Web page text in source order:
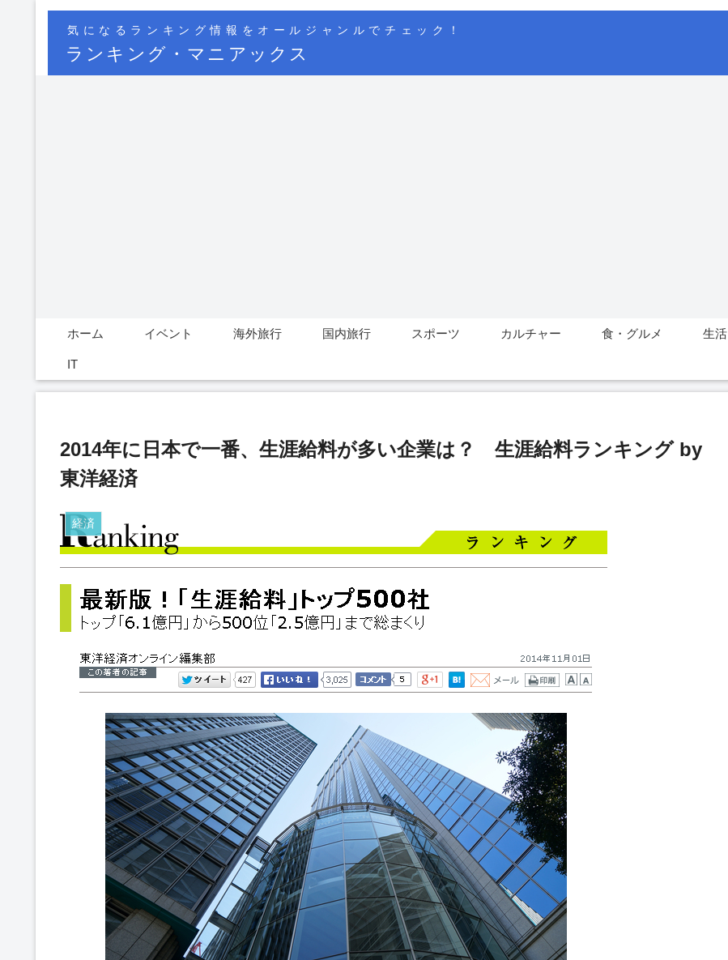
気になるランキング情報をオールジャンルでチェック！
ランキング・マニアックス
ホーム イベント 海外旅行 国内旅行 スポーツ カルチャー 食・グルメ 生活
IT
2014年に日本で一番、生涯給料が多い企業は？ 生涯給料ランキング by
東洋経済
経済